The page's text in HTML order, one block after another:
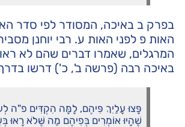
בפרק ב באיכה, המסודר לפי סדר
האות פ לפני האות ע. רבי יוחנן
המרגלים, שאמרו דברים שהם לא
באיכה רבה (פרשה ב', כ') דרשו
פָּצוּ עָלַיִךְ פִּיהֶם, לָמָּה הִקְדִּים פ"ה
שֶׁהָיוּ אוֹמְרִים בְּפִיהֶם מַה שֶּׁלֹא רָאוּ